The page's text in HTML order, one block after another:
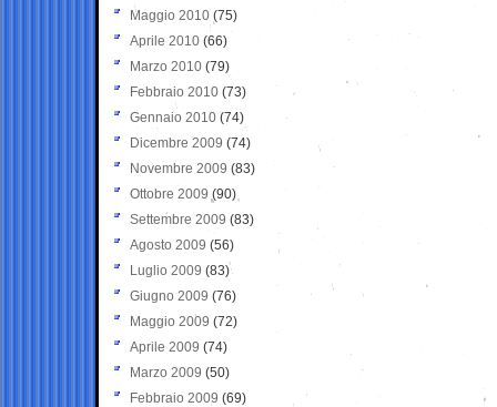
Maggio 2010 (75)
Aprile 2010 (66)
Marzo 2010 (79)
Febbraio 2010 (73)
Gennaio 2010 (74)
Dicembre 2009 (74)
Novembre 2009 (83)
Ottobre 2009 (90)
Settembre 2009 (83)
Agosto 2009 (56)
Luglio 2009 (83)
Giugno 2009 (76)
Maggio 2009 (72)
Aprile 2009 (74)
Marzo 2009 (50)
Febbraio 2009 (69)